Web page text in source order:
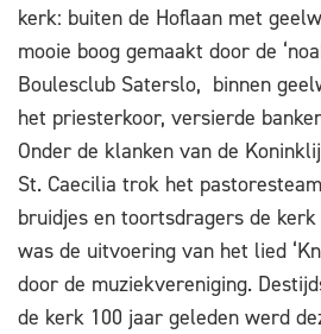
kerk: buiten de Hoflaan met
mooie boog gemaakt door de
Boulesclub Saterslo, binnen
het priesterkoor, versierde
Onder de klanken van de
St. Caecilia trok het
bruidjes en toortsdragers de
was de uitvoering van het lied
door de muziekvereniging.
de kerk 100 jaar geleden werd